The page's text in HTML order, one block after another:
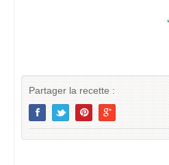
Partager la recette :